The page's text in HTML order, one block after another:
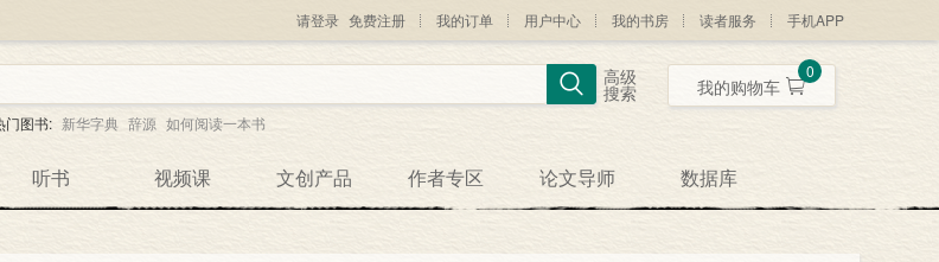
请登录 免费注册 我的订单 用户中心 我的书房 读者服务 手机APP
高级
搜索
门图书: 新华字典 辞源 如何阅读一本书
我的购物车
0
听书 视频课 文创产品 作者专区 论文导师 数据库